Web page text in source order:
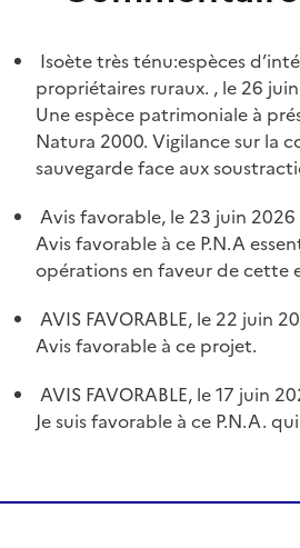
Isoète très ténu:espèces
propriétaires ruraux. , le 26
Une espèce patrimoniale à
Natura 2000. Vigilance sur la
sauvegarde face aux
Avis favorable, le 23 juin 2026
Avis favorable à ce P.N.A
opérations en faveur de cette
AVIS FAVORABLE, le 22 juin
Avis favorable à ce projet.
AVIS FAVORABLE, le 17 juin
Je suis favorable à ce P.N.A.